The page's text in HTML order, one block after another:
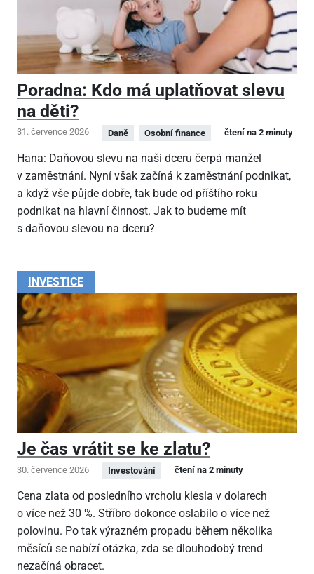
Poradna: Kdo má uplatňovat slevu
na děti?
31. července 2026 Daně Osobní finance čtení na 2 minuty
Hana: Daňovou slevu na naši dceru čerpá manžel
v zaměstnání. Nyní však začíná k zaměstnání podnikat,
a když vše půjde dobře, tak bude od příštího roku
podnikat na hlavní činnost. Jak to budeme mít
s daňovou slevou na dceru?
INVESTICE
Je čas vrátit se ke zlatu?
30. července 2026 Investování čtení na 2 minuty
Cena zlata od posledního vrcholu klesla v dolarech
o více než 30 %. Stříbro dokonce oslabilo o více než
polovinu. Po tak výrazném propadu během několika
měsíců se nabízí otázka, zda se dlouhodobý trend
nezačíná obracet.